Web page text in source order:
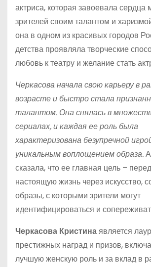
актриса, которая завоевала сердца
зрителей своим талантом и
она в одном из красивых городов
детства проявляла творческие
любовь к театру и желание стать
Черкасова начала свою карьеру в
возрасте и быстро стала
талантом. Она снялась в
сериалах, и каждая ее роль была
характеризована безупречной
уникальным воплощением образа.
сказала, что ее главная цель –
настоящую жизнь через искусство,
образы, с которыми зрители могут
идентифицироваться и
Черкасова Кристинаявляется
престижных наград и призов,
лучшую женскую роль и за вклад в